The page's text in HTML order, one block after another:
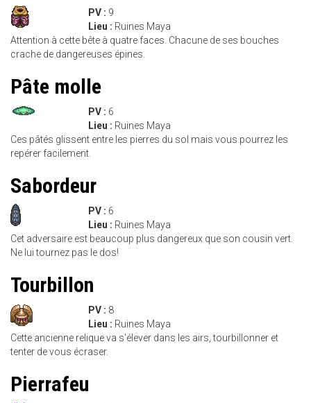
PV : 9
Lieu : Ruines Maya
Attention à cette bête à quatre faces. Chacune de ses bouches
crache de dangereuses épines.
Pâte molle
PV : 6
Lieu : Ruines Maya
Ces pâtés glissent entre les pierres du sol mais vous pourrez les
repérer facilement.
Sabordeur
PV : 6
Lieu : Ruines Maya
Cet adversaire est beaucoup plus dangereux que son cousin vert.
Ne lui tournez pas le dos!
Tourbillon
PV : 8
Lieu : Ruines Maya
Cette ancienne relique va s'élever dans les airs, tourbillonner et
tenter de vous écraser.
Pierrafeu